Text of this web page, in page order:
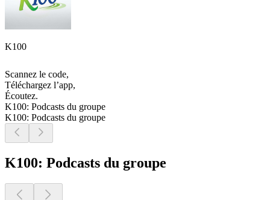
K100
Scannez le code,
Téléchargez l’app,
Écoutez.
K100: Podcasts du groupe
K100: Podcasts du groupe
K100: Podcasts du groupe